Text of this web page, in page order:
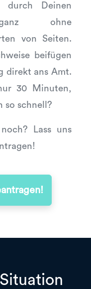
Deinen
ganz ohne
von Seiten.
beifügen
direkt ans Amt.
30 Minuten,
so schnell?
Lass uns